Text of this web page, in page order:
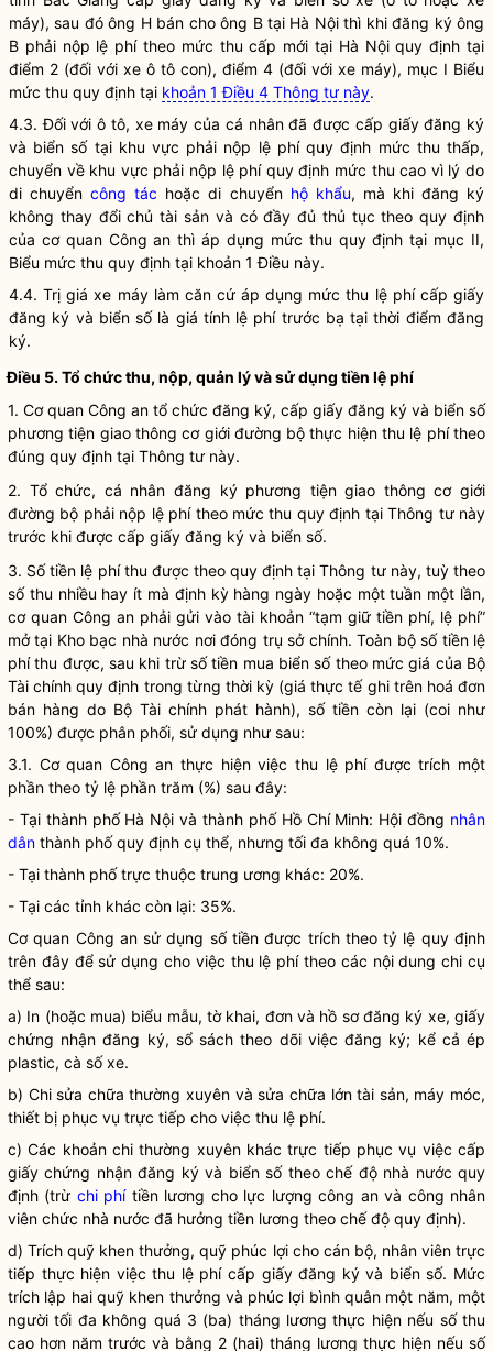
máy), sau đó ông H bán cho ông B tại Hà Nội thì khi đăng ký ông
B phải nộp lệ phí theo mức thu cấp mới tại Hà Nội quy định tại
điểm 2 (đối với xe ô tô con), điểm 4 (đối với xe máy), mục I Biểu
mức thu quy định tại khoản 1 Điều 4 Thông tư này.
4.3. Đối với ô tô, xe máy của cá nhân đã được cấp giấy đăng ký
và biển số tại khu vực phải nộp lệ phí quy định mức thu thấp,
chuyển về khu vực phải nộp lệ phí quy định mức thu cao vì lý do
di chuyểncông tác hoặc di chuyển hộ khẩu, mà khi đăng ký
không thay đổi chủ tài sản và có đầy đủ thủ tục theo quy định
của cơ quan Công an thì áp dụng mức thu quy định tại mục II,
Biểu mức thu quy định tại khoản 1 Điều này.
4.4. Trị giá xe máy làm căn cứ áp dụng mức thu lệ phí cấp giấy
đăng ký và biển số là giá tính lệ phí trước bạ tại thời điểm đăng
ký.
Điều 5. Tổ chức thu, nộp, quản lý và sử dụng tiền lệ phí
1. Cơ quan Công an tổ chức đăng ký, cấp giấy đăng ký và biển số
phương tiện giao thông cơ giới đường bộ thực hiện thu lệ phí theo
đúng quy định tại Thông tư này.
2. Tổ chức, cá nhân đăng ký phương tiện giao thông cơ giới
đường bộ phải nộp lệ phí theo mức thu quy định tại Thông tư này
trước khi được cấp giấy đăng ký và biển số.
3. Số tiền lệ phí thu được theo quy định tại Thông tư này, tuỳ theo
số thu nhiều hay ít mà định kỳ hàng ngày hoặc một tuần một lần,
cơ quan Công an phải gửi vào tài khoản “tạm giữ tiền phí, lệ phí”
mở tại Kho bạc nhà nước nơi đóng trụ sở chính. Toàn bộ số tiền lệ
phí thu được, sau khi trừ số tiền mua biển số theo mức giá của Bộ
Tài chính quy định trong từng thời kỳ (giá thực tế ghi trên hoá đơn
bán hàng do Bộ Tài chính phát hành), số tiền còn lại (coi như
100%) được phân phối, sử dụng như sau:
3.1. Cơ quan Công an thực hiện việc thu lệ phí được trích một
phần theo tỷ lệ phần trăm (%) sau đây:
- Tại thành phố Hà Nội và thành phố Hồ Chí Minh: Hội đồng nhân
dân thành phố quy định cụ thể, nhưng tối đa không quá 10%.
- Tại thành phố trực thuộc trung ương khác: 20%.
- Tại các tỉnh khác còn lại: 35%.
Cơ quan Công an sử dụng số tiền được trích theo tỷ lệ quy định
trên đây để sử dụng cho việc thu lệ phí theo các nội dung chi cụ
thể sau:
a) In (hoặc mua) biểu mẫu, tờ khai, đơn và hồ sơ đăng ký xe, giấy
chứng nhận đăng ký, sổ sách theo dõi việc đăng ký; kể cả ép
plastic, cà số xe.
b) Chi sửa chữa thường xuyên và sửa chữa lớn tài sản, máy móc,
thiết bị phục vụ trực tiếp cho việc thu lệ phí.
c) Các khoản chi thường xuyên khác trực tiếp phục vụ việc cấp
giấy chứng nhận đăng ký và biển số theo chế độ nhà nước quy
định (trừ chi phítiền lương cho lực lượng công an và công nhân
viên chức nhà nước đã hưởng tiền lương theo chế độ quy định).
d) Trích quỹ khen thưởng, quỹ phúc lợi cho cán bộ, nhân viên trực
tiếp thực hiện việc thu lệ phí cấp giấy đăng ký và biển số. Mức
trích lập hai quỹ khen thưởng và phúc lợi bình quân một năm, một
người tối đa không quá 3 (ba) tháng lương thực hiện nếu số thu
cao hơn năm trước và bằng 2 (hai) tháng lương thực hiện nếu số